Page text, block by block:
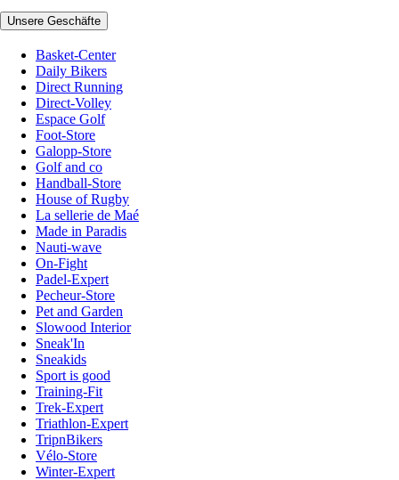
Unsere Geschäfte
Basket-Center
Daily Bikers
Direct Running
Direct-Volley
Espace Golf
Foot-Store
Galopp-Store
Golf and co
Handball-Store
House of Rugby
La sellerie de Maé
Made in Paradis
Nauti-wave
On-Fight
Padel-Expert
Pecheur-Store
Pet and Garden
Slowood Interior
Sneak'In
Sneakids
Sport is good
Training-Fit
Trek-Expert
Triathlon-Expert
TripnBikers
Vélo-Store
Winter-Expert